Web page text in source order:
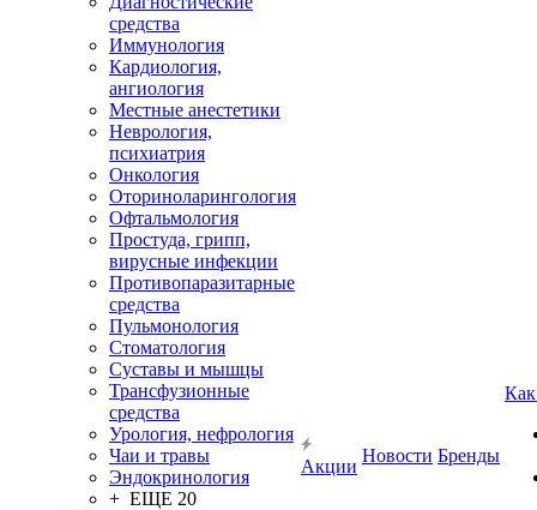
средства
Иммунология
Кардиология,
ангиология
Местные анестетики
Неврология,
психиатрия
Онкология
Оториноларингология
Офтальмология
Простуда, грипп,
вирусные инфекции
Противопаразитарные
средства
Пульмонология
Стоматология
Суставы и мышцы
Трансфузионные
средства
Урология, нефрология
Чаи и травы
Эндокринология
+ ЕЩЕ 20
Акции
Новости Бренды